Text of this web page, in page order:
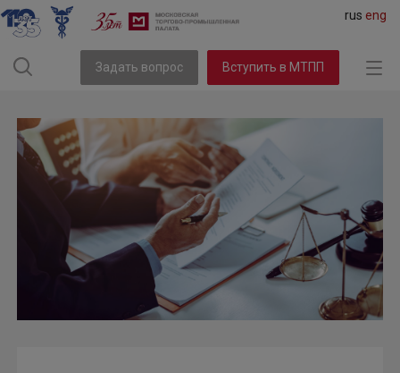
rus eng
Задать вопрос Вступить в МТПП